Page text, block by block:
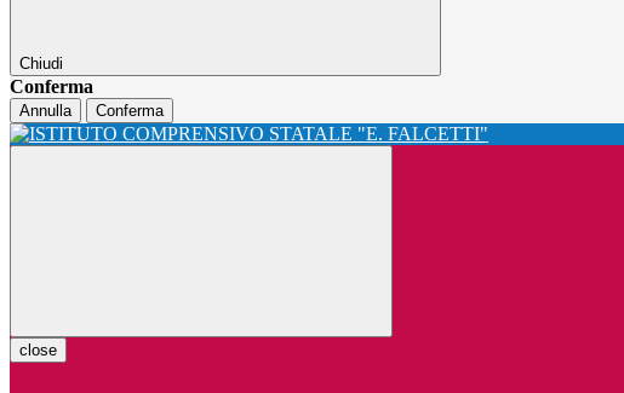
Chiudi
Conferma
Annulla Conferma
close